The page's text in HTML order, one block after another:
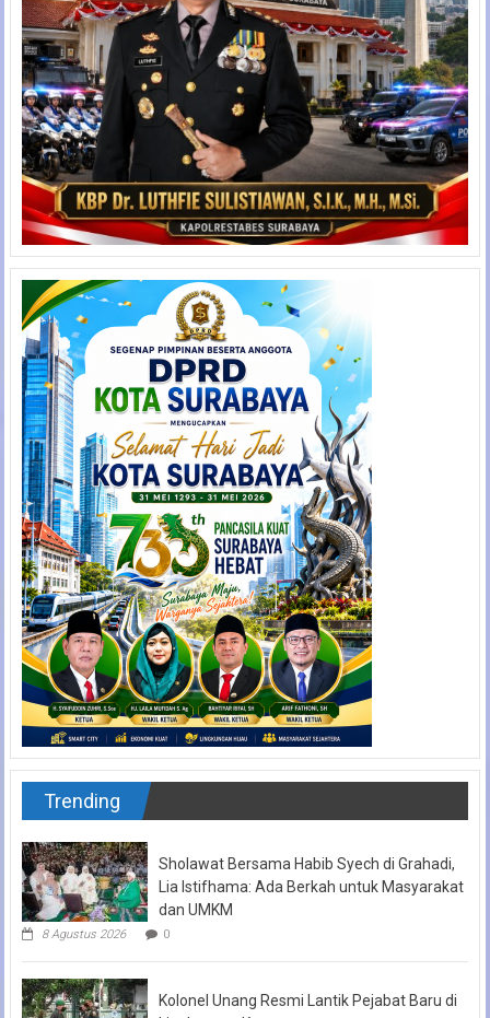
Trending
Sholawat Bersama Habib Syech di Grahadi,
Lia Istifhama: Ada Berkah untuk Masyarakat
dan UMKM
8 Agustus 2026 0
Kolonel Unang Resmi Lantik Pejabat Baru di